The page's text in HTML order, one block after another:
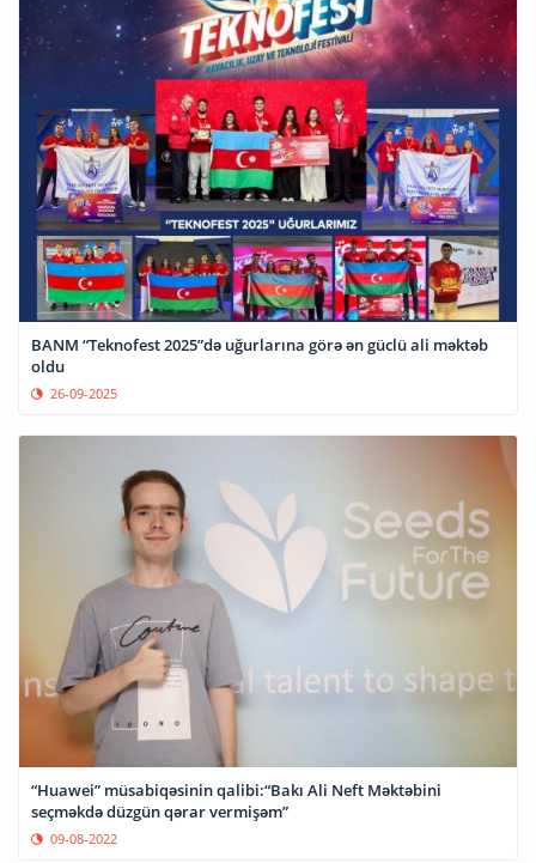
BANM “Teknofest 2025”də uğurlarına görə ən güclü ali məktəb
oldu
26-09-2025
“Huawei” müsabiqəsinin qalibi:“Bakı Ali Neft Məktəbini
seçməkdə düzgün qərar vermişəm”
09-08-2022